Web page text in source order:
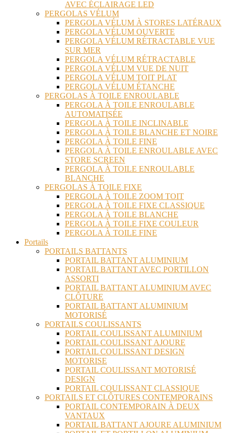
AVEC ÉCLAIRAGE LED
PERGOLAS VÉLUM
PERGOLA VÉLUM À STORES LATÉRAUX
PERGOLA VÉLUM OUVERTE
PERGOLA VÉLUM RÉTRACTABLE VUE
SUR MER
PERGOLA VÉLUM RÉTRACTABLE
PERGOLA VÉLUM VUE DE NUIT
PERGOLA VÉLUM TOIT PLAT
PERGOLA VÉLUM ÉTANCHE
PERGOLAS À TOILE ENROULABLE
PERGOLA À TOILE ENROULABLE
AUTOMATISÉE
PERGOLA À TOILE INCLINABLE
PERGOLA À TOILE BLANCHE ET NOIRE
PERGOLA À TOILE FINE
PERGOLA À TOILE ENROULABLE AVEC
STORE SCREEN
PERGOLA À TOILE ENROULABLE
BLANCHE
PERGOLAS À TOILE FIXE
PERGOLA À TOILE ZOOM TOIT
PERGOLA À TOILE FIXE CLASSIQUE
PERGOLA À TOILE BLANCHE
PERGOLA À TOILE FIXE COULEUR
PERGOLA À TOILE FINE
Portails
PORTAILS BATTANTS
PORTAIL BATTANT ALUMINIUM
PORTAIL BATTANT AVEC PORTILLON
ASSORTI
PORTAIL BATTANT ALUMINIUM AVEC
CLÔTURE
PORTAIL BATTANT ALUMINIUM
MOTORISÉ
PORTAILS COULISSANTS
PORTAIL COULISSANT ALUMINIUM
PORTAIL COULISSANT AJOURE
PORTAIL COULISSANT DESIGN
MOTORISE
PORTAIL COULISSANT MOTORISÉ
DESIGN
PORTAIL COULISSANT CLASSIQUE
PORTAILS ET CLÔTURES CONTEMPORAINS
PORTAIL CONTEMPORAIN À DEUX
VANTAUX
PORTAIL BATTANT AJOURE ALUMINIUM